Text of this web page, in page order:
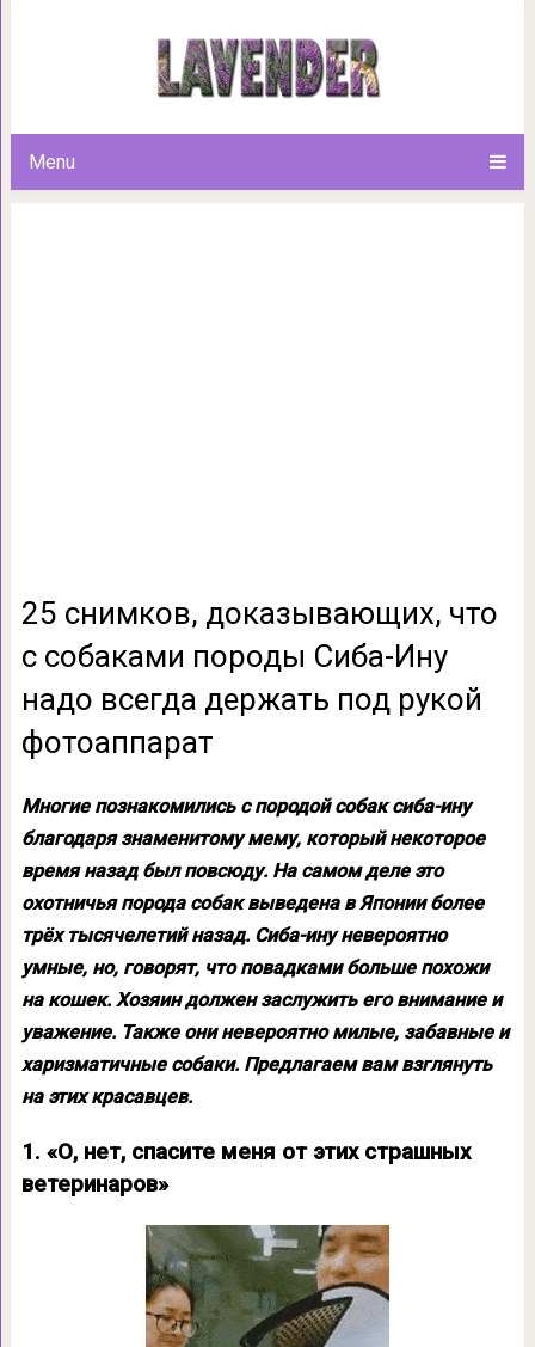
Menu
25 снимков, доказывающих,
Ину надо всегда
25 снимков, доказывающих, что
с собаками породы Сиба-Ину
надо всегда держать под рукой
фотоаппарат
Многие познакомились с породой собак сиба-ину
благодаря знаменитому мему, который некоторое
время назад был повсюду. На самом деле это
охотничья порода собак выведена в Японии более
трёх тысячелетий назад. Сиба-ину невероятно
умные, но, говорят, что повадками больше похожи
на кошек. Хозяин должен заслужить его внимание и
уважение. Также они невероятно милые, забавные и
харизматичные собаки. Предлагаем вам взглянуть
на этих красавцев.
1. «О, нет, спасите меня от этих страшных
ветеринаров»